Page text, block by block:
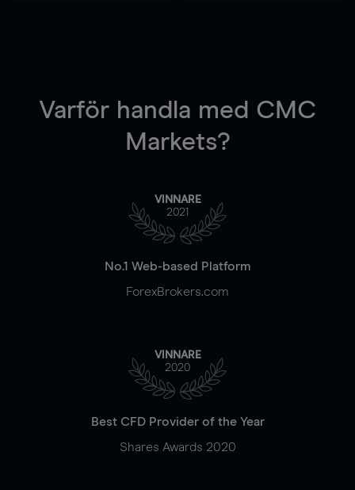
Varför handla med CMC
Markets?
VINNARE
2021
No.1 Web-based Platform
ForexBrokers.com
VINNARE
2020
Best CFD Provider of the Year
Shares Awards 2020